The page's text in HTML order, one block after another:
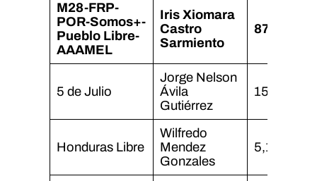
M28-FRP-
POR-Somos+-
Pueblo Libre-
AAAMEL
Iris Xiomara
Castro
Sarmiento
87,594
5 de Julio
Jorge Nelson
Ávila
Gutiérrez
15,156
Honduras Libre
Wilfredo
Mendez
Gonzales
5,148